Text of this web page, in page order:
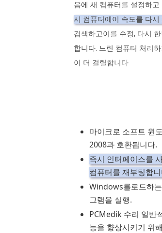
음에 새 컴퓨터를 설정하
시 컴퓨터에이 속도를 다시
검색하고이를 수정, 다시
합니다. 느린 컴퓨터 처리
이 더 걸릴합니다.
마이크로 소프트 윈
2008과 호환됩니다.
즉시 인터페이스를
컴퓨터를 재부팅합
Windows를로드하
그램을 실행.
PCMedik 수리 일반
능을 향상시키기 위